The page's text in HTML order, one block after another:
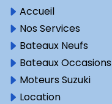
Accueil
Nos Services
Bateaux Neufs
Bateaux Occasions
Moteurs Suzuki
Location